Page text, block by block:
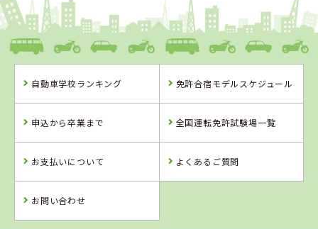
愛媛県
八幡浜自動車教習所
詳 細 予 約
習所
予 約
車学校
自動車学校ランキング 免許合宿モデルスケジュール
申込から卒業まで 全国運転免許試験場一覧
お支払いについて よくあるご質問
お問い合わせ